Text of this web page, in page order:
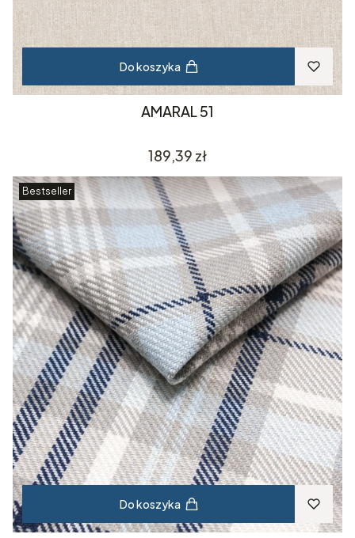
Do koszyka
AMARAL 51
Cena
189,39 zł
Bestseller
Do koszyka